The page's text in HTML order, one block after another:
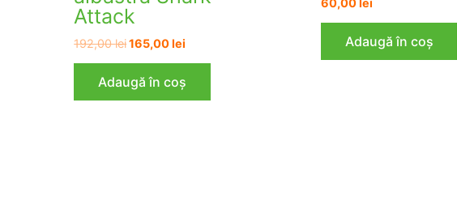
Attack
192,00leiPrețul
fost:
192,00 lei.
165,00lei
165,00 lei.
Adaugă în coș
60,00lei
Adaugă în coș